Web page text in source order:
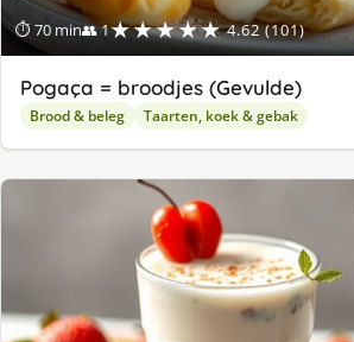
⏱ 70 min👥 1★★★★★ 4.62 (101)
Pogaça = broodjes (Gevulde)
Brood & beleg Taarten, koek & gebak